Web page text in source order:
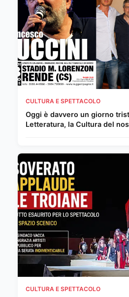
CULTURA E SPETTACOLO
Oggi è davvero un giorno
Letteratura, la Cultura del
CULTURA E SPETTACOLO